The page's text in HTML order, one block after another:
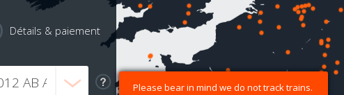
Détails & paiement
Please bear in mind we do not track trains.